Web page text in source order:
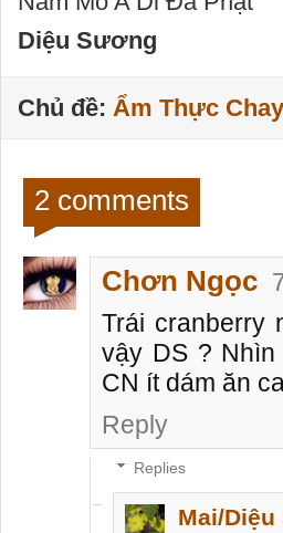
Diệu Sương
Chủ đề: Ẩm Thực Chay
2 comments
Chơn Ngọc
Trái cranberry
vậy DS ?
CN ít dám ăn
Reply
Replies
Mai/